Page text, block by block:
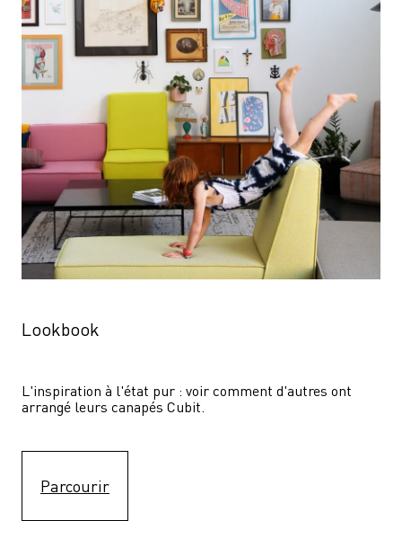
Lookbook
L'inspiration à l'état pur : voir comment d'autres ont
arrangé leurs canapés Cubit.
Parcourir